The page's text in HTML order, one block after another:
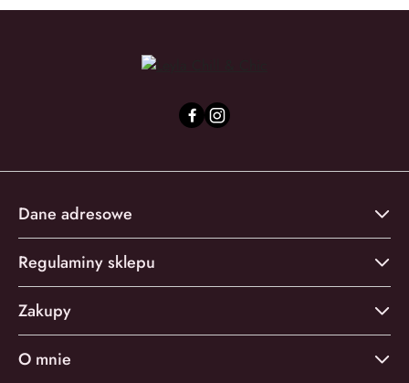
Dane adresowe
Regulaminy sklepu
Zakupy
O mnie